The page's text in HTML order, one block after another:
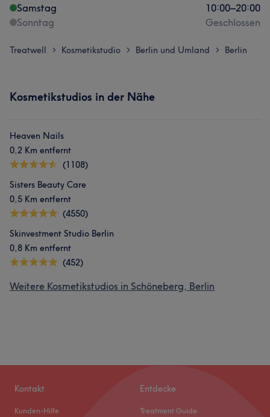
Samstag
10:00–20:00
Sonntag
Geschlossen
Treatwell > Kosmetikstudio > Berlin und Umland > Berlin
Kosmetikstudios in der Nähe
Heaven Nails
0,2 Km entfernt
(1108)
Sisters Beauty Care
0,5 Km entfernt
(4550)
Skinvestment Studio Berlin
0,8 Km entfernt
(452)
Weitere Kosmetikstudios in Schöneberg, Berlin
Kontakt
Kunden-Hilfe
Entdecke
Treatment Guide